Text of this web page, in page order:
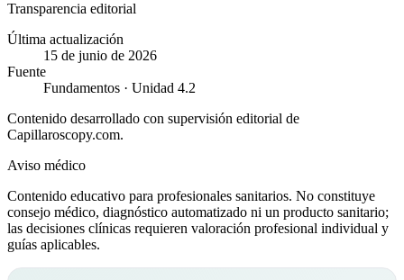
Transparencia editorial
Última actualización
15 de junio de 2026
Fuente
Fundamentos · Unidad 4.2
Contenido desarrollado con supervisión editorial de
Capillaroscopy.com.
Aviso médico
Contenido educativo para profesionales sanitarios. No constituye
consejo médico, diagnóstico automatizado ni un producto sanitario;
las decisiones clínicas requieren valoración profesional individual y
guías aplicables.